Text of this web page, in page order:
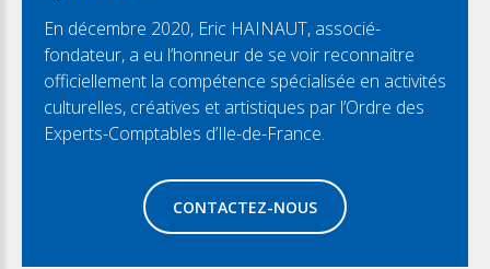
En décembre 2020, Eric HAINAUT, associé-
fondateur, a eu l’honneur de se voir reconnaitre
officiellement la compétence spécialisée en activités
culturelles, créatives et artistiques par l’Ordre des
Experts-Comptables d’Ile-de-France.
CONTACTEZ-NOUS